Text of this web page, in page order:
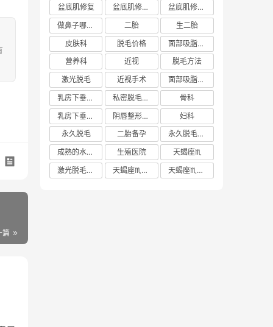
篇
盆底肌修复 盆底肌修复医院排行榜
盆底肌修复多少钱
做鼻子哪个正规医院比较出名
二胎
生二胎
皮肤科
脱毛价格
面部吸脂费用
营养科
近视
脱毛方法
激光脱毛
近视手术
面部吸脂多少钱
乳房下垂矫正价格
私密脱毛方法
骨科
乳房下垂矫正费用
阴唇整形手术多少钱
妇科
永久脱毛
二胎备孕
永久脱毛方法
成熟的水蜜桃
生殖医院
天蝎座♏️
激光脱毛价格
天蝎座♏️女生 天蝎座♏️男生